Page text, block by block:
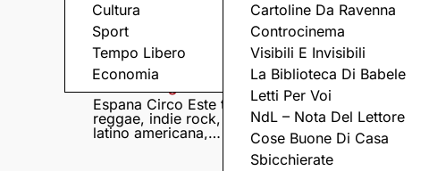
Cultura
Sport
Tempo Libero
Economia
Cartoline Da Ravenna
Controcinema
Visibili E Invisibili
La Biblioteca Di Babele
Letti Per Voi
NdL – Nota Del Lettore
Cose Buone Di Casa
Sbicchierate
Eventi a Ravenna e dintorni
Espana Circo Este tra
reggae, indie rock,
latino americana,
Domenica 9 Agosto
Hernandez &
Sampedro presentano
il nuovo album
Lumina